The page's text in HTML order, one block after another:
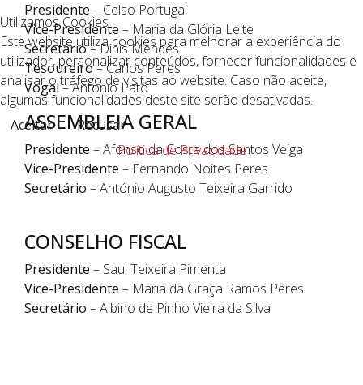
Presidente – Celso Portugal
Vice-Presidente – Maria da Glória Leite
Secretário– Dinis Mendes
Tesoureiro– Carlos Peres
Vogal– António Pato
ASSEMBLEIA GERAL
Presidente – Afonso da Costa dos Santos Veiga
Vice-Presidente – Fernando Noites Peres
Secretário – António Augusto Teixeira Garrido
CONSELHO FISCAL
Presidente – Saul Teixeira Pimenta
Vice-Presidente – Maria da Graça Ramos Peres
Secretário – Albino de Pinho Vieira da Silva
Utilizamos Cookies
Este website utiliza cookies para melhorar a experiência do
utilizador, personalizar conteúdos, fornecer funcionalidades e
analisar o tráfego de visitas ao website. Caso não aceite,
algumas funcionalidades deste site serão desativadas.
Aceitar
Recusar
Política de Privacidade